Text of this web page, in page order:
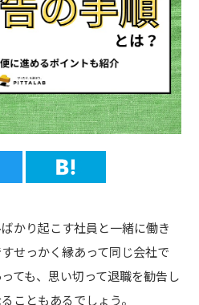
かり起こす社員と一緒に働き
せっかく縁あって同じ会社で
ても、思い切って退職を勧告し
こともあるでしょう。